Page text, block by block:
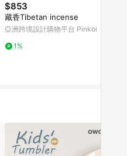
$853
藏香Tibetan incense
亞洲跨境設計購物平台 Pinkoi
1%